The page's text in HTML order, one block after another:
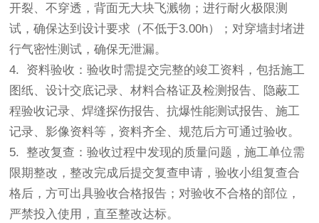
开裂、不穿透，背面无大块飞溅物；进行耐火极限测
试，确保达到设计要求（不低于3.00h）；对穿墙封堵进
行气密性测试，确保无泄漏。
4. 资料验收：验收时需提交完整的竣工资料，包括施工
图纸、设计交底记录、材料合格证及检测报告、隐蔽工
程验收记录、焊缝探伤报告、抗爆性能测试报告、施工
记录、影像资料等，资料齐全、规范后方可通过验收。
5. 整改复查：验收过程中发现的质量问题，施工单位需
限期整改，整改完成后提交复查申请，验收小组复查合
格后，方可出具验收合格报告；对验收不合格的部位，
严禁投入使用，直至整改达标。